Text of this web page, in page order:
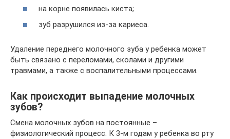
на корне появилась киста;
зуб разрушился из-за кариеса.
Удаление переднего молочного зуба у ребенка может
быть связано с переломами, сколами и другими
травмами, а также с воспалительными процессами.
Как происходит выпадение молочных
зубов?
Смена молочных зубов на постоянные –
физиологический процесс. К 3-м годам у ребенка во рту